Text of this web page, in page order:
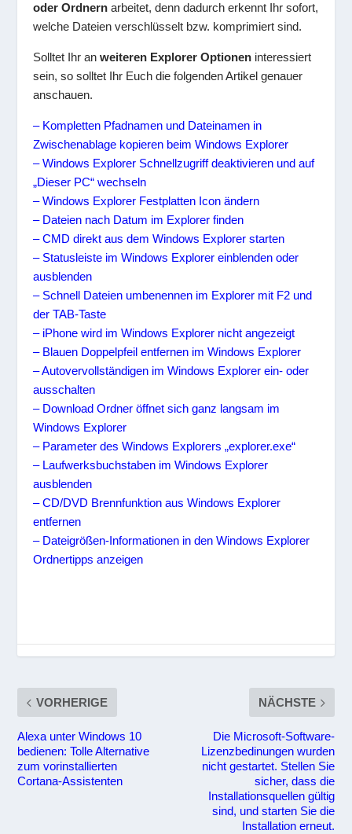
oder Ordnern arbeitet, denn dadurch erkennt Ihr sofort,
welche Dateien verschlüsselt bzw. komprimiert sind.
Solltet Ihr anweiteren Explorer Optionen interessiert
sein, so solltet Ihr Euch die folgenden Artikel genauer
anschauen.
– Kompletten Pfadnamen und Dateinamen in
Zwischenablage kopieren beim Windows Explorer
– Windows Explorer Schnellzugriff deaktivieren und auf
„Dieser PC“ wechseln
– Windows Explorer Festplatten Icon ändern
– Dateien nach Datum im Explorer finden
– CMD direkt aus dem Windows Explorer starten
– Statusleiste im Windows Explorer einblenden oder
ausblenden
– Schnell Dateien umbenennen im Explorer mit F2 und
der TAB-Taste
– iPhone wird im Windows Explorer nicht angezeigt
– Blauen Doppelpfeil entfernen im Windows Explorer
– Autovervollständigen im Windows Explorer ein- oder
ausschalten
– Download Ordner öffnet sich ganz langsam im
Windows Explorer
– Parameter des Windows Explorers „explorer.exe“
– Laufwerksbuchstaben im Windows Explorer
ausblenden
– CD/DVD Brennfunktion aus Windows Explorer
entfernen
– Dateigrößen-Informationen in den Windows Explorer
Ordnertipps anzeigen
VORHERIGE
Alexa unter Windows 10
bedienen: Tolle Alternative
zum vorinstallierten
Cortana-Assistenten
NÄCHSTE
Die Microsoft-Software-
Lizenzbedinungen wurden
nicht gestartet. Stellen Sie
sicher, dass die
Installationsquellen gültig
sind, und starten Sie die
Installation erneut.